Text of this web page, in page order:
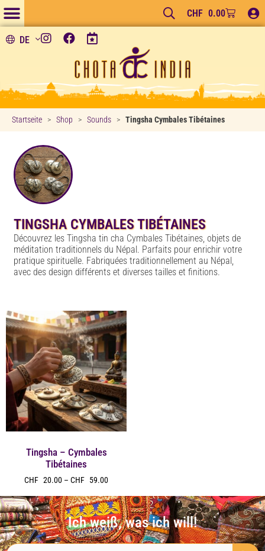
CHF 0.00
DE
Startseite > Shop > Sounds > Tingsha Cymbales Tibétaines
TINGSHA CYMBALES TIBÉTAINES
Découvrez les Tingsha tin cha Cymbales Tibétaines, objets de
méditation traditionnels du Népal. Parfaits pour enrichir votre
pratique spirituelle. Fabriquées traditionnellement au Népal,
avec des design différents et diverses tailles et finitions.
Tingsha – Cymbales
Tibétaines
CHF 20.00 – CHF 59.00
Ich weiß, was ich will!